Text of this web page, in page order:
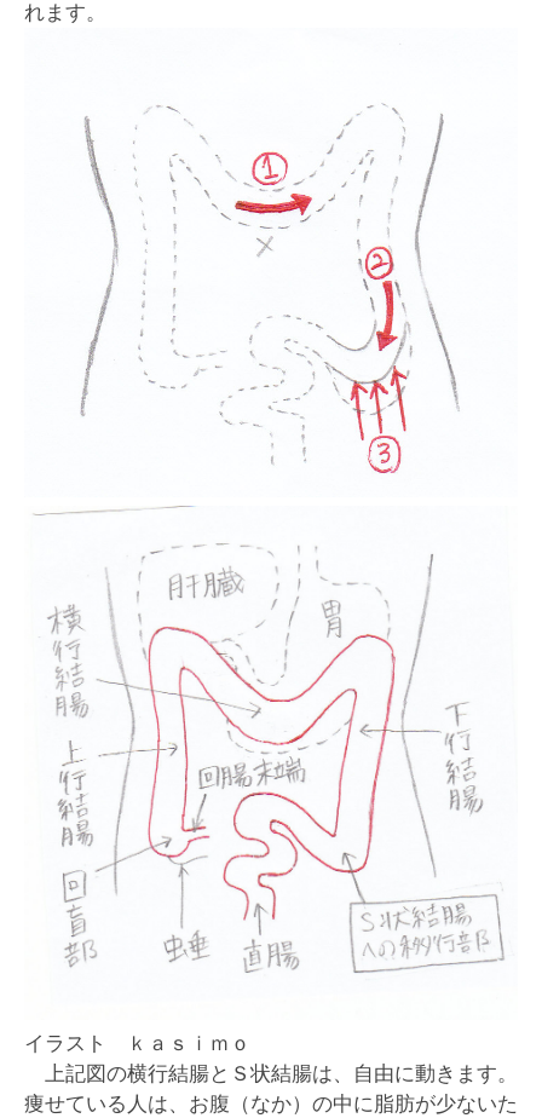
れます。
イラスト ｋａｓｉｍｏ
上記図の横行結腸とＳ状結腸は、自由に動きます。
痩せている人は、お腹（なか）の中に脂肪が少ないた